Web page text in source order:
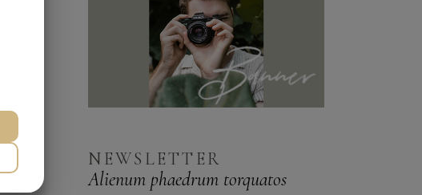
NEWSLETTER
Alienum phaedrum torquatos